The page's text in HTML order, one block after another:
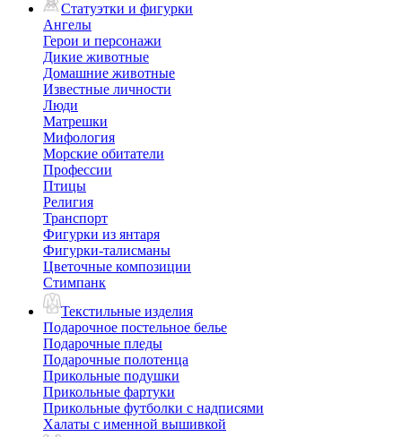
Статуэтки и фигурки
Ангелы
Герои и персонажи
Дикие животные
Домашние животные
Известные личности
Люди
Матрешки
Мифология
Морские обитатели
Профессии
Птицы
Религия
Транспорт
Фигурки из янтаря
Фигурки-талисманы
Цветочные композиции
Стимпанк
Текстильные изделия
Подарочное постельное белье
Подарочные пледы
Подарочные полотенца
Прикольные подушки
Прикольные фартуки
Прикольные футболки с надписями
Халаты с именной вышивкой